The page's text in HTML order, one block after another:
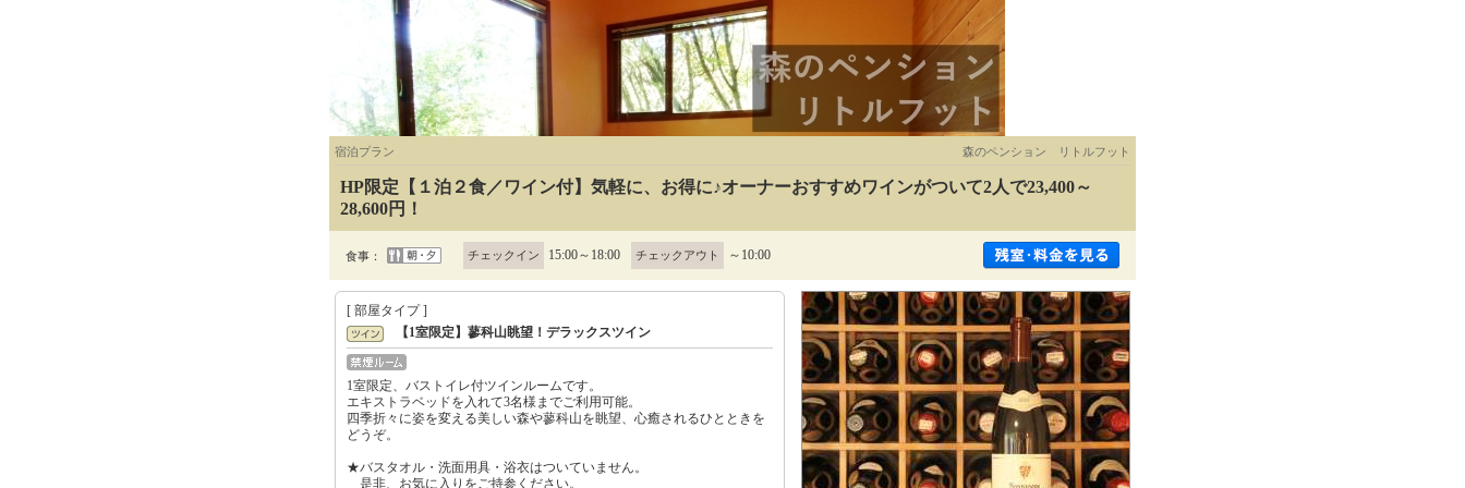
宿泊プラン 森のペンション リトルフット
HP限定【１泊２食／ワイン付】気軽に、お得に♪オーナーおすすめワインがついて2人で23,400～
28,600円！
食事： チェックイン 15:00～18:00 チェックアウト ～10:00
[ 部屋タイプ ]
【1室限定】蓼科山眺望！デラックスツイン
1室限定、バストイレ付ツインルームです。
エキストラベッドを入れて3名様までご利用可能。
四季折々に姿を変える美しい森や蓼科山を眺望、心癒されるひとときを
どうぞ。
★バスタオル・洗面用具・浴衣はついていません。
是非、お気に入りをご持参ください。